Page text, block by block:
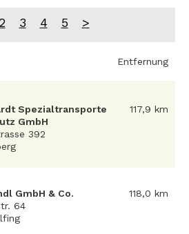
3 4 5 >
Entfernung
Spezialtransporte
GmbH
392
117,9 km
GmbH & Co.
64
118,0 km